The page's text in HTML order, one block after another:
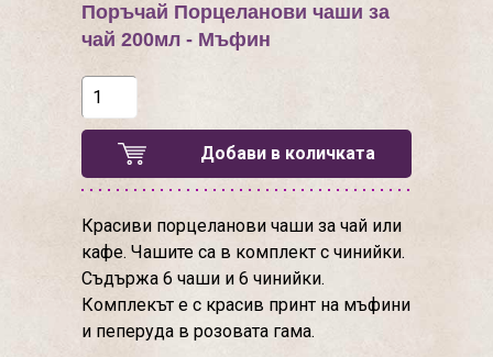
Поръчай Порцеланови чаши за
чай 200мл - Мъфин
Добави в количката
Красиви порцеланови чаши за чай или
кафе. Чашите са в комплект с чинийки.
Съдържа 6 чаши и 6 чинийки.
Комплекът е с красив принт на мъфини
и пеперуда в розовата гама.